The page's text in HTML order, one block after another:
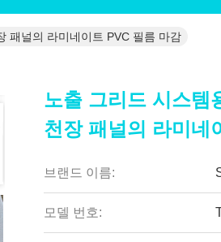
패널의 라미네이트 PVC 필름 마감
노출 그리드 시스템
천장 패널의 라미네
브랜드 이름:
모델 번호: